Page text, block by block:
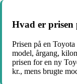
Hvad er prisen
Prisen på en
model, årgang,
prisen for en ny
kr., mens brugte